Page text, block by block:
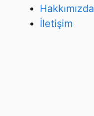
Hakkımızda
İletişim